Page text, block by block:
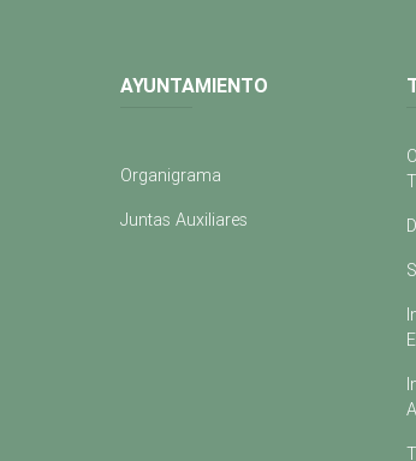
AYUNTAMIENTO
Organigrama
Juntas Auxiliares